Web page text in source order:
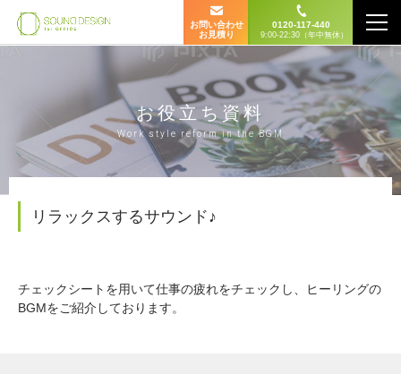
お問い合わせ
お見積り
0120-117-440
9:00-22:30（年中無休）
お役立ち資料
Work style reform in the BGM
リラックスするサウンド♪
チェックシートを用いて仕事の疲れをチェックし、ヒーリングの
BGMをご紹介しております。